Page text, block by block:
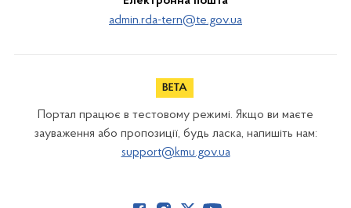
admin.rda-tern@te.gov.ua
Портал працює в тестовому режимі. Якщо ви маєте
зауваження або пропозиції, будь ласка, напишіть нам:
support@kmu.gov.ua